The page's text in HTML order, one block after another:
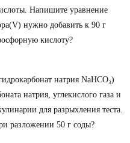
Напишите уравнение
нужно добавить к 90 г
кислоту?
натрия NaHCO₃)
натрия, углекислого газа и
для разрыхления теста.
разложении 50 г соды?